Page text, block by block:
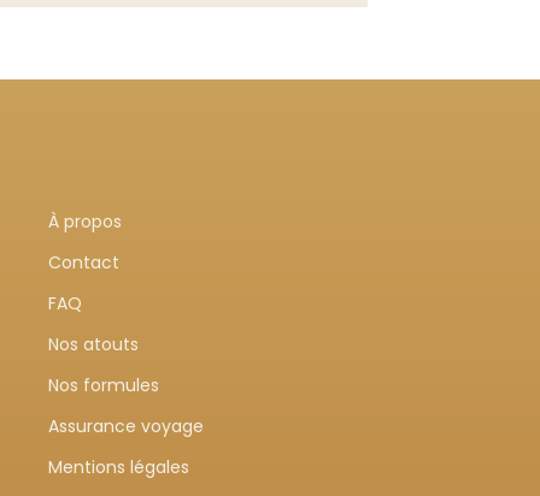
À propos
Contact
FAQ
Nos atouts
Nos formules
Assurance voyage
Mentions légales